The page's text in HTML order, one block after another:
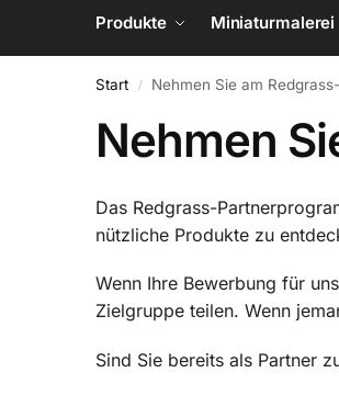
Produkte Miniaturmalerei
Start / Nehmen Sie am
Nehmen
Das Redgrass-
nützliche Produkte zu
Wenn Ihre Bewerbung für
Zielgruppe teilen. Wenn
Sind Sie bereits als Partner